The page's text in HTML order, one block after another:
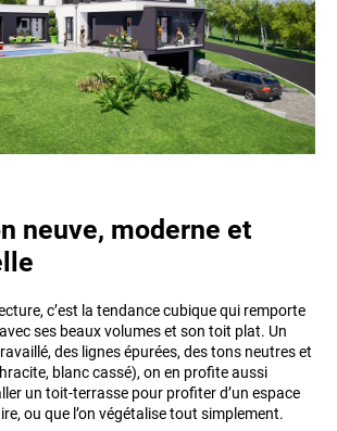
neuve, moderne et
c’est la tendance cubique qui remporte
ses beaux volumes et son toit plat. Un
des lignes épurées, des tons neutres et
blanc cassé), on en profite aussi
un toit-terrasse pour profiter d’un espace
ou que l’on végétalise tout simplement.